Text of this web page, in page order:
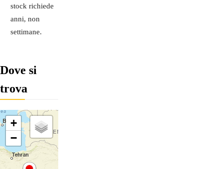
stock richiede
anni, non
settimane.
Dove si
trova